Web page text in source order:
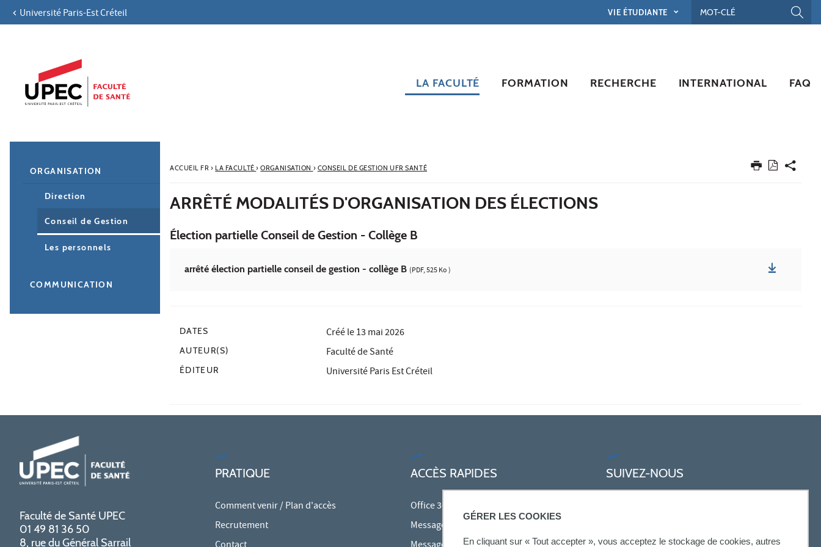
GÉRER LES COOKIES
En cliquant sur « Tout accepter », vous acceptez le stockage de cookies, autres
Aller au contenu
Navigation secondaire
Université Paris-Est Créteil VIE ÉTUDIANTE
LA FACULTÉ FORMATION RECHERCHE INTERNATIONAL FAQ
ACCUEIL FR› LA FACULTÉ› ORGANISATION › CONSEIL DE GESTION UFR SANTÉ
ARRÊTÉ MODALITÉS D'ORGANISATION DES ÉLECTIONS
Élection partielle Conseil de Gestion - Collège B
arrêté élection partielle conseil de gestion - collège B (PDF, 525 Ko )
DATES Créé le13 mai 2026
AUTEUR(S) Faculté de Santé
ÉDITEUR Université Paris Est Créteil
ORGANISATION
Direction
Conseil de Gestion
Les personnels
COMMUNICATION
Faculté de Santé UPEC
01 49 81 36 50
8, rue du Général Sarrail
PRATIQUE
Comment venir / Plan d'accès
Recrutement
ACCÈS RAPIDES
Office 365
Messagerie des personnels
SUIVEZ-NOUS